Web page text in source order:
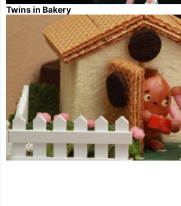
Twins in Bakery